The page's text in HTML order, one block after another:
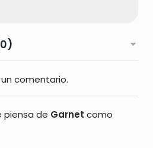
comentario.
piensa de Garnet como